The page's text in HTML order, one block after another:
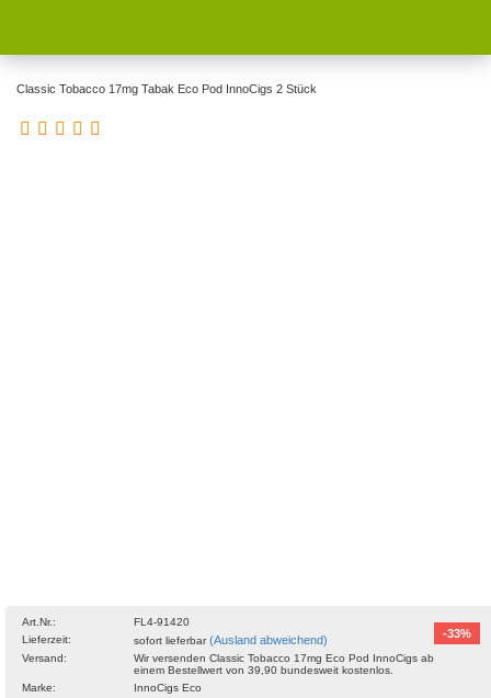
Classic Tobacco 17mg Tabak Eco Pod InnoCigs 2 Stück
-33%
Art.Nr.:
FL4-91420
Lieferzeit:
sofort lieferbar(Ausland abweichend)
Versand:
Wir versenden Classic Tobacco 17mg Eco Pod InnoCigs ab
einem Bestellwert von 39,90 bundesweit kostenlos.
Marke:
InnoCigs Eco